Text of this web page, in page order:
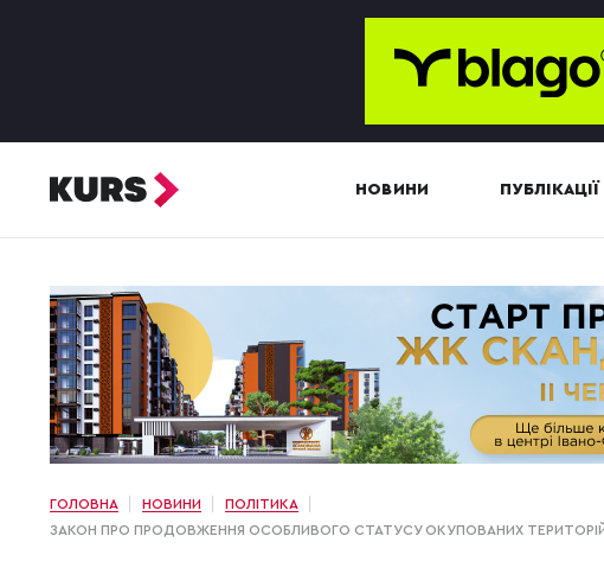
НОВИНИ ПУБЛІКАЦІЇ
ГОЛОВНА НОВИНИ
ПОЛІТИКА
ЗАКОН ПРО ПРОДОВЖЕННЯ ОСОБЛИВОГО СТАТУСУ ОКУПОВАНИХ